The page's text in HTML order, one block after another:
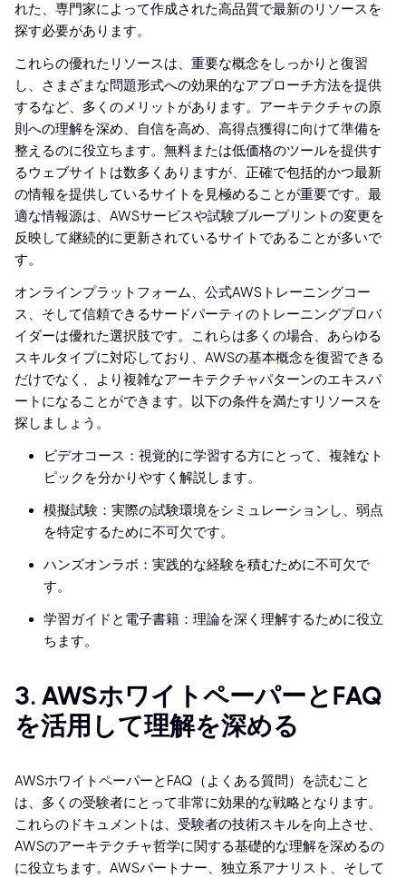
れた、専門家によって作成された高品質で最新のリソースを
探す必要があります。
これらの優れたリソースは、重要な概念をしっかりと復習
し、さまざまな問題形式への効果的なアプローチ方法を提供
するなど、多くのメリットがあります。アーキテクチャの原
則への理解を深め、自信を高め、高得点獲得に向けて準備を
整えるのに役立ちます。無料または低価格のツールを提供す
るウェブサイトは数多くありますが、正確で包括的かつ最新
の情報を提供しているサイトを見極めることが重要です。最
適な情報源は、AWSサービスや試験ブループリントの変更を
反映して継続的に更新されているサイトであることが多いで
す。
オンラインプラットフォーム、公式AWSトレーニングコー
ス、そして信頼できるサードパーティのトレーニングプロバ
イダーは優れた選択肢です。これらは多くの場合、あらゆる
スキルタイプに対応しており、AWSの基本概念を復習できる
だけでなく、より複雑なアーキテクチャパターンのエキスパ
ートになることができます。以下の条件を満たすリソースを
探しましょう。
ビデオコース：視覚的に学習する方にとって、複雑なト
ピックを分かりやすく解説します。
模擬試験：実際の試験環境をシミュレーションし、弱点
を特定するために不可欠です。
ハンズオンラボ：実践的な経験を積むために不可欠で
す。
学習ガイドと電子書籍：理論を深く理解するために役立
ちます。
3. AWSホワイトペーパーとFAQ
を活用して理解を深める
AWSホワイトペーパーとFAQ（よくある質問）を読むこと
は、多くの受験者にとって非常に効果的な戦略となります。
これらのドキュメントは、受験者の技術スキルを向上させ、
AWSのアーキテクチャ哲学に関する基礎的な理解を深めるの
に役立ちます。AWSパートナー、独立系アナリスト、そして